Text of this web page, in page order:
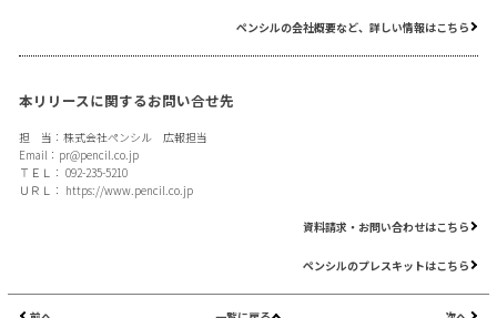
ペンシルの会社概要など、詳しい情報はこちら
本リリースに関するお問い合せ先
担 当：株式会社ペンシル 広報担当
Email： pr@pencil.co.jp
ＴＥＬ： 092-235-5210
ＵＲＬ： https://www.pencil.co.jp
資料請求・お問い合わせはこちら
ペンシルのプレスキットはこちら